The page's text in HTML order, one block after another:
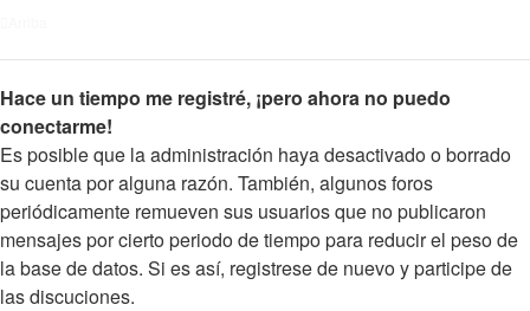
Hace un tiempo me registré, ¡pero ahora no puedo
conectarme!
Es posible que la administración haya desactivado o borrado
su cuenta por alguna razón. También, algunos foros
periódicamente remueven sus usuarios que no publicaron
mensajes por cierto periodo de tiempo para reducir el peso de
la base de datos. Si es así, registrese de nuevo y participe de
las discuciones.